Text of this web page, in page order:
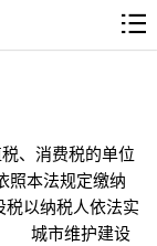
、消费税的单位
照本法规定缴纳
以纳税人依法实
城市维护建设